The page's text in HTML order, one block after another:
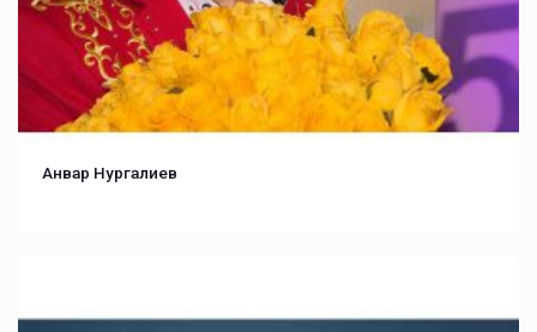
Анвар Нургалиев